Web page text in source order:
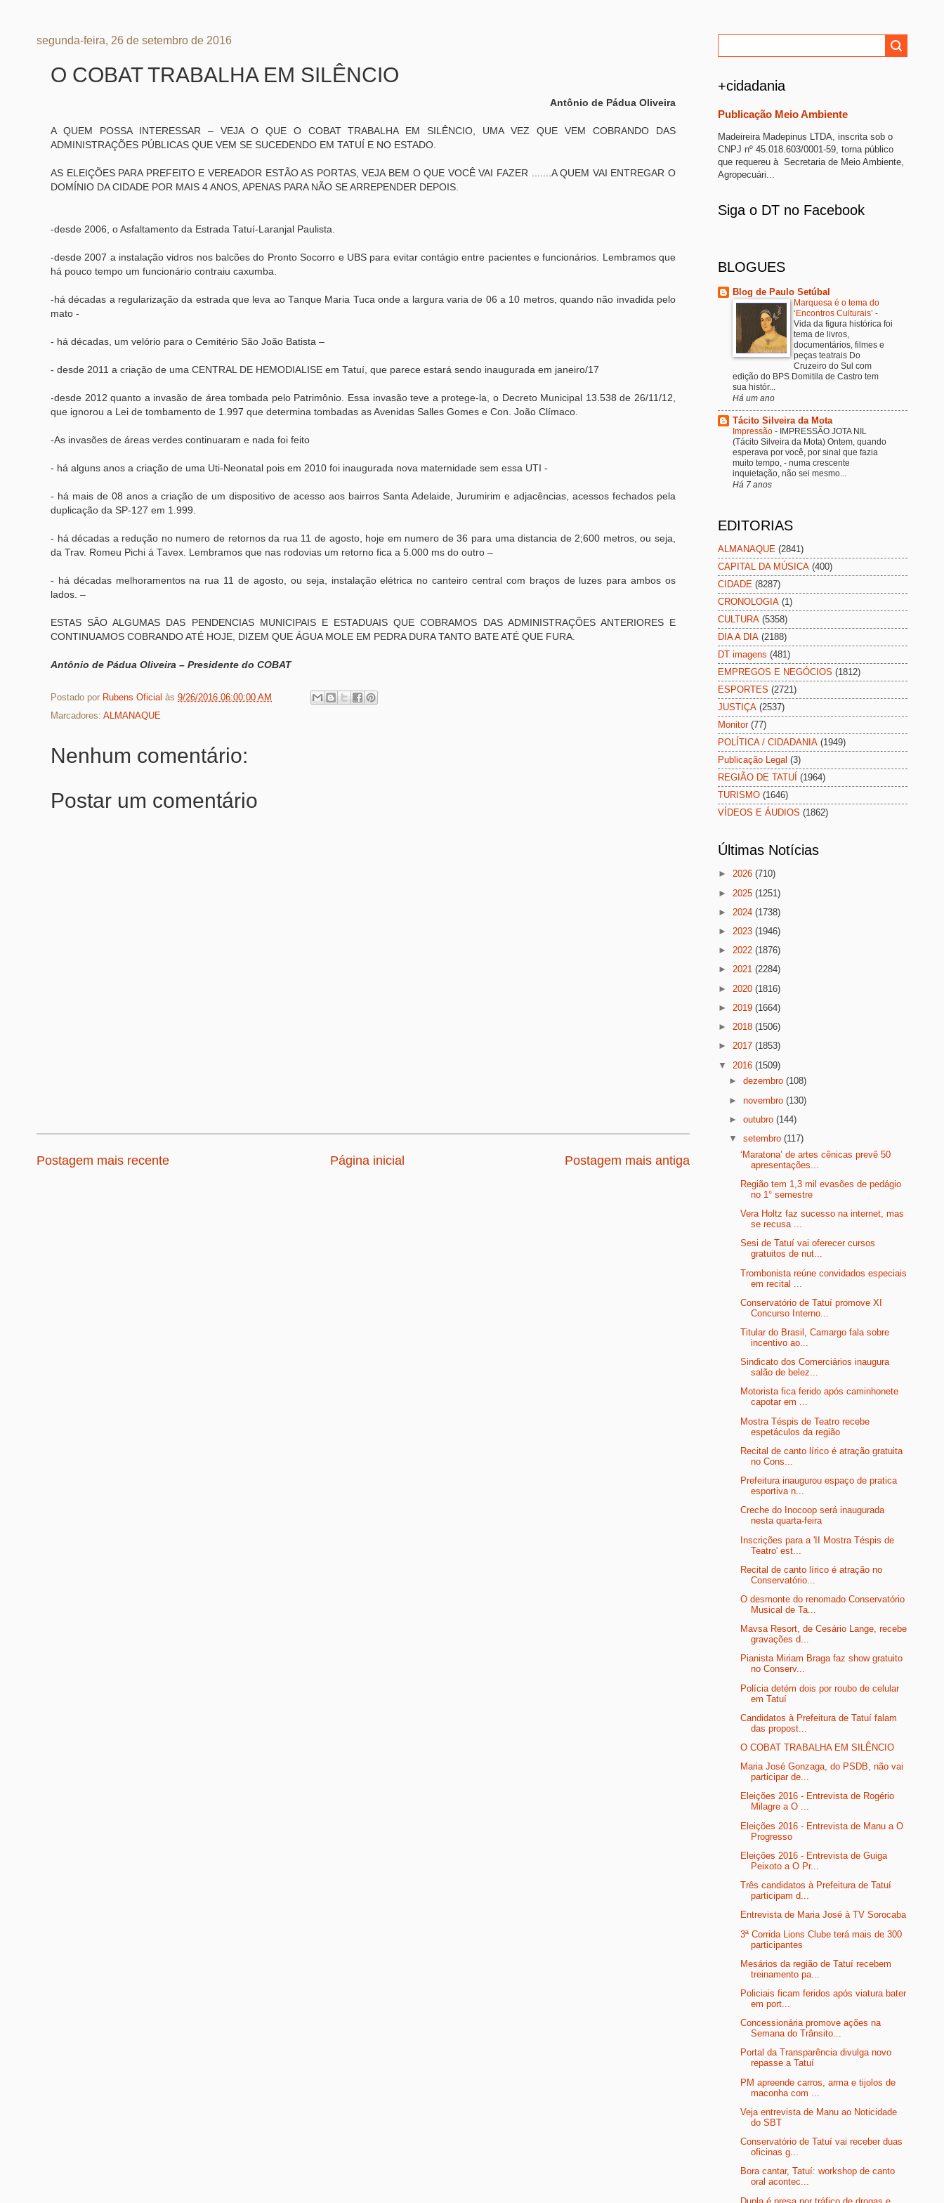
segunda-feira, 26 de setembro de 2016
O COBAT TRABALHA EM SILÊNCIO
Antônio de Pádua Oliveira
A QUEM POSSA INTERESSAR – VEJA O QUE O COBAT TRABALHA EM SILÊNCIO, UMA VEZ QUE VEM COBRANDO DAS
ADMINISTRAÇÕES PÚBLICAS QUE VEM SE SUCEDENDO EM TATUÍ E NO ESTADO.
AS ELEIÇÕES PARA PREFEITO E VEREADOR ESTÃO AS PORTAS, VEJA BEM O QUE VOCÊ VAI FAZER .......A QUEM VAI ENTREGAR O
DOMÍNIO DA CIDADE POR MAIS 4 ANOS, APENAS PARA NÃO SE ARREPENDER DEPOIS.
-desde 2006, o Asfaltamento da Estrada Tatuí-Laranjal Paulista.
-desde 2007 a instalação vidros nos balcões do Pronto Socorro e UBS para evitar contágio entre pacientes e funcionários. Lembramos que
há pouco tempo um funcionário contraiu caxumba.
-há décadas a regularização da estrada que leva ao Tanque Maria Tuca onde a largura varia de 06 a 10 metros, quando não invadida pelo
mato -
- há décadas, um velório para o Cemitério São João Batista –
- desde 2011 a criação de uma CENTRAL DE HEMODIALISE em Tatuí, que parece estará sendo inaugurada em janeiro/17
-desde 2012 quanto a invasão de área tombada pelo Patrimônio. Essa invasão teve a protege-la, o Decreto Municipal 13.538 de 26/11/12,
que ignorou a Lei de tombamento de 1.997 que determina tombadas as Avenidas Salles Gomes e Con. João Clímaco.
-As invasões de áreas verdes continuaram e nada foi feito
- há alguns anos a criação de uma Uti-Neonatal pois em 2010 foi inaugurada nova maternidade sem essa UTI -
- há mais de 08 anos a criação de um dispositivo de acesso aos bairros Santa Adelaide, Jurumirim e adjacências, acessos fechados pela
duplicação da SP-127 em 1.999.
- há décadas a redução no numero de retornos da rua 11 de agosto, hoje em numero de 36 para uma distancia de 2;600 metros, ou seja,
da Trav. Romeu Pichi á Tavex. Lembramos que nas rodovias um retorno fica a 5.000 ms do outro –
- há décadas melhoramentos na rua 11 de agosto, ou seja, instalação elétrica no canteiro central com braços de luzes para ambos os
lados. –
ESTAS SÃO ALGUMAS DAS PENDENCIAS MUNICIPAIS E ESTADUAIS QUE COBRAMOS DAS ADMINISTRAÇÕES ANTERIORES E
CONTINUAMOS COBRANDO ATÉ HOJE, DIZEM QUE ÁGUA MOLE EM PEDRA DURA TANTO BATE ATÉ QUE FURA.
Antônio de Pádua Oliveira – Presidente do COBAT
Postado por Rubens Oficial às 9/26/2016 06:00:00 AM
Marcadores: ALMANAQUE
Nenhum comentário:
Postar um comentário
Postagem mais recente Postagem mais antiga
Página inicial
+cidadania
Publicação Meio Ambiente
Madeireira Madepinus LTDA, inscrita sob o
CNPJ nº 45.018.603/0001-59, torna público
que requereu à Secretaria de Meio Ambiente,
Agropecuári...
Siga o DT no Facebook
BLOGUES
Blog de Paulo Setúbal
Marquesa é o tema do
‘Encontros Culturais’ -
Vida da figura histórica foi
tema de livros,
documentários, filmes e
peças teatrais Do
Cruzeiro do Sul com
edição do BPS Domitila de Castro tem
sua histór...
Há um ano
Tácito Silveira da Mota
Impressão - IMPRESSÃO JOTA NIL
(Tácito Silveira da Mota) Ontem, quando
esperava por você, por sinal que fazia
muito tempo, - numa crescente
inquietação, não sei mesmo...
Há 7 anos
EDITORIAS
ALMANAQUE (2841)
CAPITAL DA MÚSICA (400)
CIDADE (8287)
CRONOLOGIA (1)
CULTURA (5358)
DIA A DIA (2188)
DT imagens (481)
EMPREGOS E NEGÓCIOS (1812)
ESPORTES (2721)
JUSTIÇA (2537)
Monitor (77)
POLÍTICA / CIDADANIA (1949)
Publicação Legal (3)
REGIÃO DE TATUÍ (1964)
TURISMO (1646)
VÍDEOS E ÁUDIOS (1862)
Últimas Notícias
► 2026 (710)
► 2025 (1251)
► 2024 (1738)
► 2023 (1946)
► 2022 (1876)
► 2021 (2284)
► 2020 (1816)
► 2019 (1664)
► 2018 (1506)
► 2017 (1853)
▼ 2016 (1509)
►dezembro(108)
►novembro(130)
►outubro(144)
▼setembro(117)
‘Maratona’ de artes cênicas prevê 50
apresentações...
Região tem 1,3 mil evasões de pedágio
no 1° semestre
Vera Holtz faz sucesso na internet, mas
se recusa ...
Sesi de Tatuí vai oferecer cursos
gratuitos de nut...
Trombonista reúne convidados especiais
em recital ...
Conservatório de Tatuí promove XI
Concurso Interno...
Titular do Brasil, Camargo fala sobre
incentivo ao...
Sindicato dos Comerciários inaugura
salão de belez...
Motorista fica ferido após caminhonete
capotar em ...
Mostra Téspis de Teatro recebe
espetáculos da região
Recital de canto lírico é atração gratuita
no Cons...
Prefeitura inaugurou espaço de pratica
esportiva n...
Creche do Inocoop será inaugurada
nesta quarta-feira
Inscrições para a 'II Mostra Téspis de
Teatro' est...
Recital de canto lírico é atração no
Conservatório...
O desmonte do renomado Conservatório
Musical de Ta...
Mavsa Resort, de Cesário Lange, recebe
gravações d...
Pianista Miriam Braga faz show gratuito
no Conserv...
Polícia detém dois por roubo de celular
em Tatuí
Candidatos à Prefeitura de Tatuí falam
das propost...
O COBAT TRABALHA EM SILÊNCIO
Maria José Gonzaga, do PSDB, não vai
participar de...
Eleições 2016 - Entrevista de Rogério
Milagre a O ...
Eleições 2016 - Entrevista de Manu a O
Progresso
Eleições 2016 - Entrevista de Guiga
Peixoto a O Pr...
Três candidatos à Prefeitura de Tatuí
participam d...
Entrevista de Maria José à TV Sorocaba
3ª Corrida Lions Clube terá mais de 300
participantes
Mesários da região de Tatuí recebem
treinamento pa...
Policiais ficam feridos após viatura bater
em port...
Concessionária promove ações na
Semana do Trânsito...
Portal da Transparência divulga novo
repasse a Tatuí
PM apreende carros, arma e tijolos de
maconha com ...
Veja entrevista de Manu ao Noticidade
do SBT
Conservatório de Tatuí vai receber duas
oficinas g...
Bora cantar, Tatuí: workshop de canto
oral acontec...